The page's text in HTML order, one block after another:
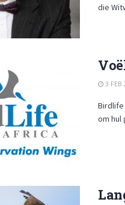
die
3 FEB
Birdlife
om hul